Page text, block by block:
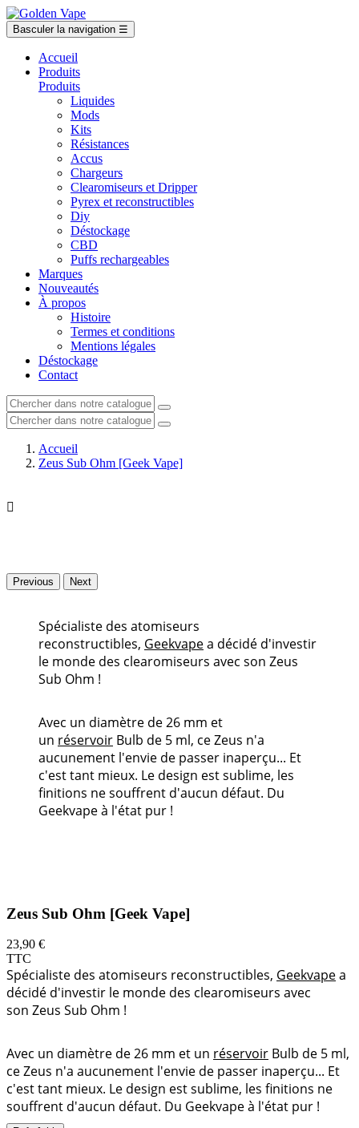
Basculer la navigation ☰
Accueil
Produits
Produits
Liquides
Mods
Kits
Résistances
Accus
Chargeurs
Clearomiseurs et Dripper
Pyrex et reconstructibles
Diy
Déstockage
CBD
Puffs rechargeables
Marques
Nouveautés
À propos
Histoire
Termes et conditions
Mentions légales
Déstockage
Contact
Accueil
Zeus Sub Ohm [Geek Vape]

Previous Next
Spécialiste des atomiseurs
reconstructibles, Geekvapea décidé d'investir
le monde des clearomiseurs avec son Zeus
Sub Ohm !
Avec un diamètre de 26 mm et
un réservoir Bulb de 5 ml, ce Zeus n'a
aucunement l'envie de passer inaperçu... Et
c'est tant mieux. Le design est sublime, les
finitions ne souffrent d'aucun défaut. Du
Geekvape à l'état pur !
Zeus Sub Ohm [Geek Vape]
23,90 €
TTC
Spécialiste des atomiseurs reconstructibles, Geekvapea
décidé d'investir le monde des clearomiseurs avec
son Zeus Sub Ohm !
Avec un diamètre de 26 mm et un réservoir Bulb de 5 ml,
ce Zeus n'a aucunement l'envie de passer inaperçu... Et
c'est tant mieux. Le design est sublime, les finitions ne
souffrent d'aucun défaut. Du Geekvape à l'état pur !